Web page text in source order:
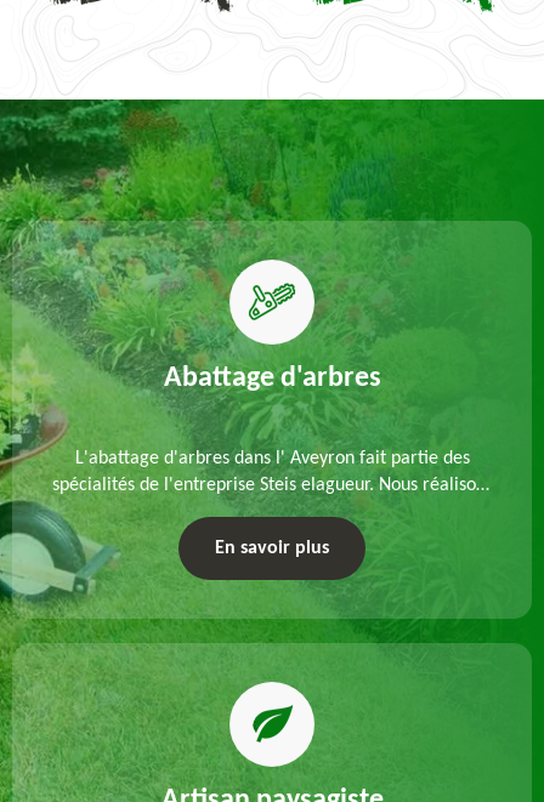
Abattage d'arbres
L'abattage d'arbres dans l' Aveyron fait partie des
spécialités de l'entreprise Steis elagueur. Nous réalisons
un abattage direct ou par démontage, tenant compte
des particularités du site et des végétaux.
En savoir plus